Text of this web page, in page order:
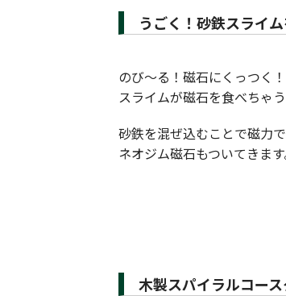
うごく！砂鉄スライ
のび～る！磁石にくっつく！
スライムが磁石を食べちゃ
砂鉄を混ぜ込むことで磁力
ネオジム磁石もついてきます
木製スパイラルコー